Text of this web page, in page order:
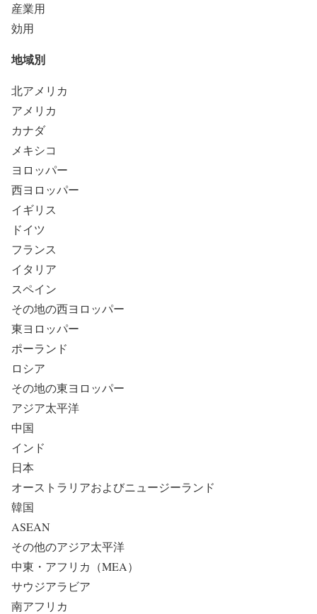
産業用
効用
地域別
北アメリカ
アメリカ
カナダ
メキシコ
ヨロッパー
西ヨロッパー
イギリス
ドイツ
フランス
イタリア
スペイン
その地の西ヨロッパー
東ヨロッパー
ポーランド
ロシア
その地の東ヨロッパー
アジア太平洋
中国
インド
日本
オーストラリアおよびニュージーランド
韓国
ASEAN
その他のアジア太平洋
中東・アフリカ（MEA）
サウジアラビア
南アフリカ